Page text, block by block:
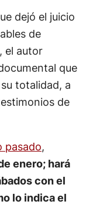
dejó el juicio
de
el autor
que
totalidad, a
de
pasado,
enero; hará
con el
lo indica el